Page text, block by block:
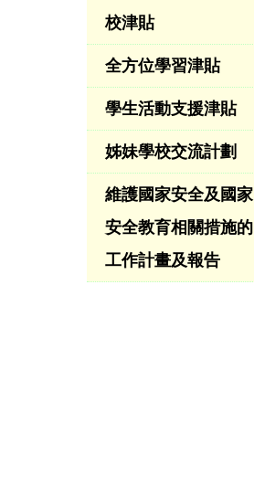
校津貼
全方位學習津貼
學生活動支援津貼
姊妹學校交流計劃
維護國家安全及國家
安全教育相關措施的
工作計畫及報告